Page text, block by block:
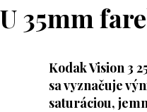
35mm
Kodak Vision 3
sa vyznačuje
saturáciou,